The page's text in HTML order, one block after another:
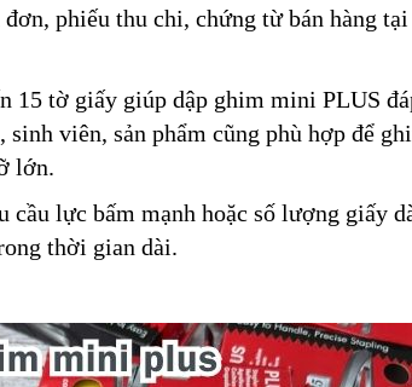
phiếu thu chi, chứng từ bán hàng
15 tờ giấy giúp dập ghim mini PLUS
viên, sản phẩm cũng phù hợp để
lớn.
lực bấm mạnh hoặc số lượng giấy
thời gian dài.